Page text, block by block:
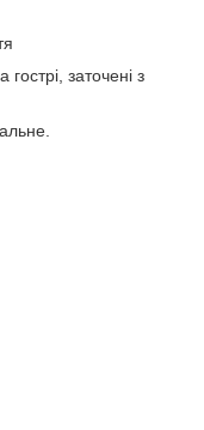
гострі, заточені з